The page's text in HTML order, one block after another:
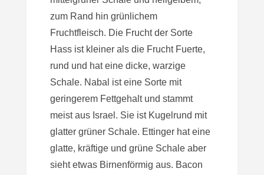
zum Rand hin grünlichem
Fruchtfleisch. Die Frucht der Sorte
Hass ist kleiner als die Frucht Fuerte,
rund und hat eine dicke, warzige
Schale. Nabal ist eine Sorte mit
geringerem Fettgehalt und stammt
meist aus Israel. Sie ist Kugelrund mit
glatter grüner Schale. Ettinger hat eine
glatte, kräftige und grüne Schale aber
sieht etwas Birnenförmig aus. Bacon